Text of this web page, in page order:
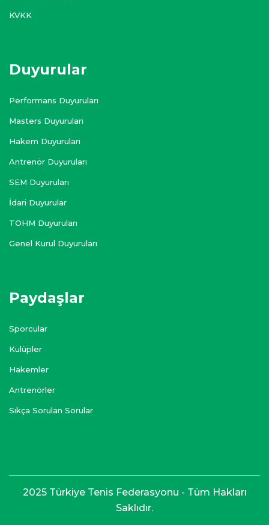
KVKK
Duyurular
Performans Duyuruları
Masters Duyuruları
Hakem Duyuruları
Antrenör Duyuruları
SEM Duyuruları
İdari Duyurular
TOHM Duyuruları
Genel Kurul Duyuruları
Paydaşlar
Sporcular
Kulüpler
Hakemler
Antrenörler
Sıkça Sorulan Sorular
2025 Türkiye Tenis Federasyonu - Tüm Hakları
Saklıdır.